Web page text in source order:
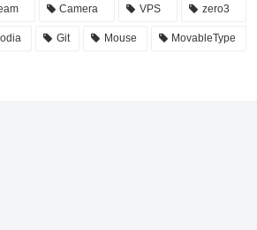
Camera VPS zero3
Git Mouse MovableType